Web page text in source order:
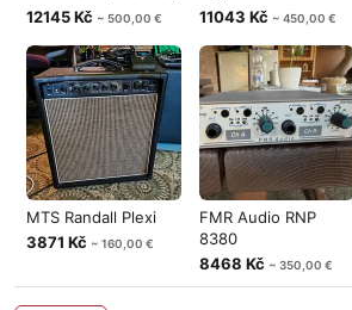
vymena
12145 Kč ~ 500,00 €
24bit/192kHz
11043 Kč ~ 450,00 €
MTS Randall Plexi
3871 Kč ~ 160,00 €
FMR Audio RNP
8380
8468 Kč ~ 350,00 €